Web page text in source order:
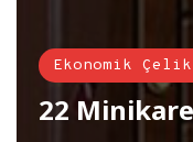
Ekonomik
22